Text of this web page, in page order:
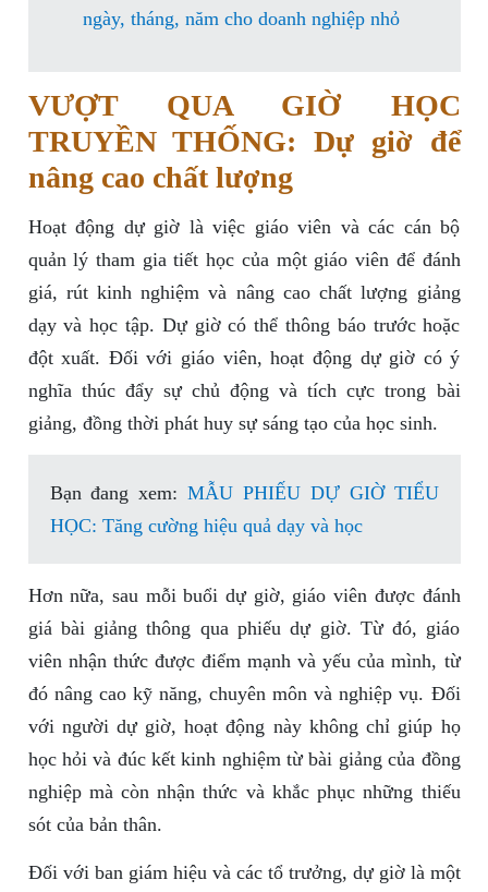
ngày, tháng, năm cho doanh nghiệp nhỏ
VƯỢT QUA GIỜ HỌC
TRUYỀN THỐNG: Dự giờ để
nâng cao chất lượng
Hoạt động dự giờ là việc giáo viên và các cán bộ
quản lý tham gia tiết học của một giáo viên để đánh
giá, rút kinh nghiệm và nâng cao chất lượng giảng
dạy và học tập. Dự giờ có thể thông báo trước hoặc
đột xuất. Đối với giáo viên, hoạt động dự giờ có ý
nghĩa thúc đẩy sự chủ động và tích cực trong bài
giảng, đồng thời phát huy sự sáng tạo của học sinh.
Bạn đang xem:MẪU PHIẾU DỰ GIỜ TIỂU
HỌC: Tăng cường hiệu quả dạy và học
Hơn nữa, sau mỗi buổi dự giờ, giáo viên được đánh
giá bài giảng thông qua phiếu dự giờ. Từ đó, giáo
viên nhận thức được điểm mạnh và yếu của mình, từ
đó nâng cao kỹ năng, chuyên môn và nghiệp vụ. Đối
với người dự giờ, hoạt động này không chỉ giúp họ
học hỏi và đúc kết kinh nghiệm từ bài giảng của đồng
nghiệp mà còn nhận thức và khắc phục những thiếu
sót của bản thân.
Đối với ban giám hiệu và các tổ trưởng, dự giờ là một